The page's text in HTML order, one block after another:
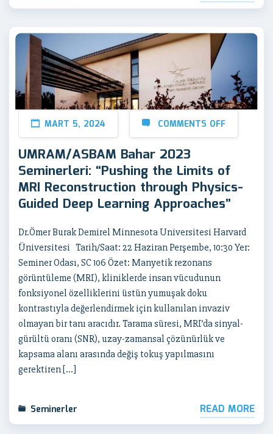
MART 5, 2024 COMMENTS OFF
UMRAM/ASBAM Bahar 2023
Seminerleri: “Pushing the Limits of
MRI Reconstruction through Physics-
Guided Deep Learning Approaches”
Dr.Ömer Burak Demirel Minnesota Universitesi Harvard
Üniversitesi Tarih/Saat: 22 Haziran Perşembe, 10:30 Yer:
Seminer Odası, SC 106 Özet: Manyetik rezonans
görüntüleme (MRI), kliniklerde insan vücudunun
fonksiyonel özelliklerini üstün yumuşak doku
kontrastıyla değerlendirmek için kullanılan invaziv
olmayan bir tanı aracıdır. Tarama süresi, MRI’da sinyal-
gürültü oranı (SNR), uzay-zamansal çözünürlük ve
kapsama alanı arasında değiş tokuş yapılmasını
gerektiren […]
Seminerler READ MORE